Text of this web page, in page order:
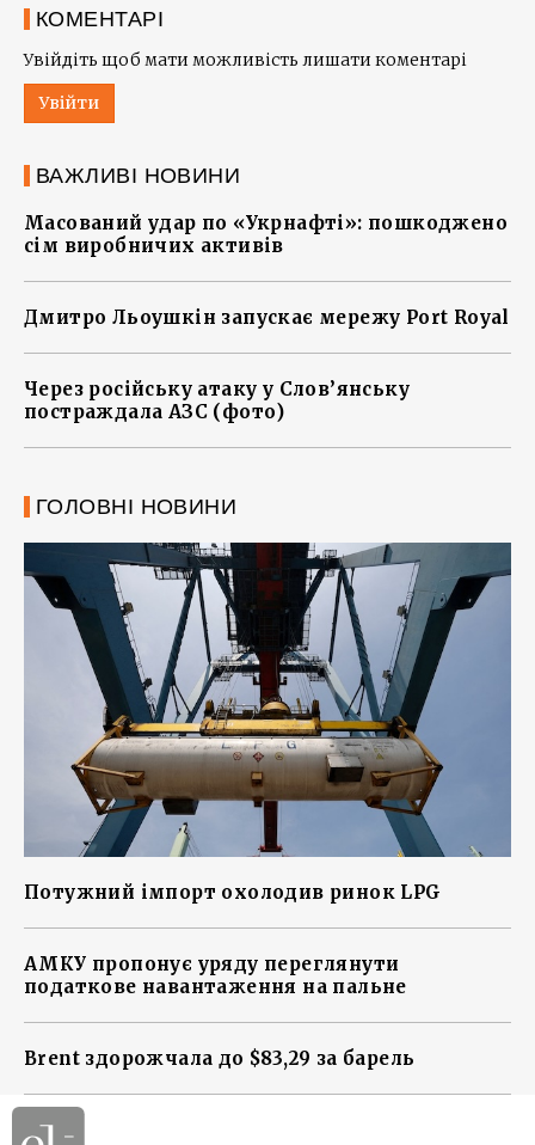
КОМЕНТАРІ
Увійдіть щоб мати можливість лишати коментарі
Увійти
ВАЖЛИВІ НОВИНИ
Масований удар по «Укрнафті»: пошкоджено
сім виробничих активів
Дмитро Льоушкін запускає мережу Port Royal
Через російську атаку у Слов’янську
постраждала АЗС (фото)
ГОЛОВНІ НОВИНИ
Потужний імпорт охолодив ринок LPG
АМКУ пропонує уряду переглянути
податкове навантаження на пальне
Brent здорожчала до $83,29 за барель